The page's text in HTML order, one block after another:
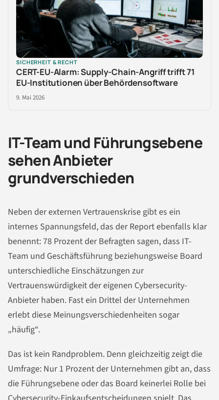
SICHERHEIT & RECHT
CERT-EU-Alarm: Supply-Chain-Angriff trifft 71
EU-Institutionen über Behördensoftware
9. Mai 2026
IT-Team und Führungsebene
sehen Anbieter
grundverschieden
Neben der externen Vertrauenskrise gibt es ein
internes Spannungsfeld, das der Report ebenfalls klar
benennt: 78 Prozent der Befragten sagen, dass IT-
Team und Geschäftsführung beziehungsweise Board
unterschiedliche Einschätzungen zur
Vertrauenswürdigkeit der eigenen Cybersecurity-
Anbieter haben. Fast ein Drittel der Unternehmen
erlebt diese Meinungsverschiedenheiten sogar
„häufig“.
Das ist kein Randproblem. Denn gleichzeitig zeigt die
Umfrage: Nur 1 Prozent der Unternehmen gibt an, dass
die Führungsebene oder das Board keinerlei Rolle bei